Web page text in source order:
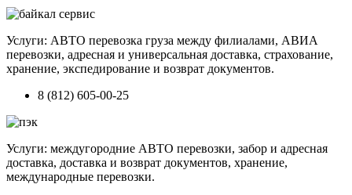
Услуги: АВТО перевозка груза между филиалами, АВИА
перевозки, адресная и универсальная доставка, страхование,
хранение, экспедирование и возврат документов.
8 (812) 605-00-25
Услуги: междугородние АВТО перевозки, забор и адресная
доставка, доставка и возврат документов, хранение,
международные перевозки.